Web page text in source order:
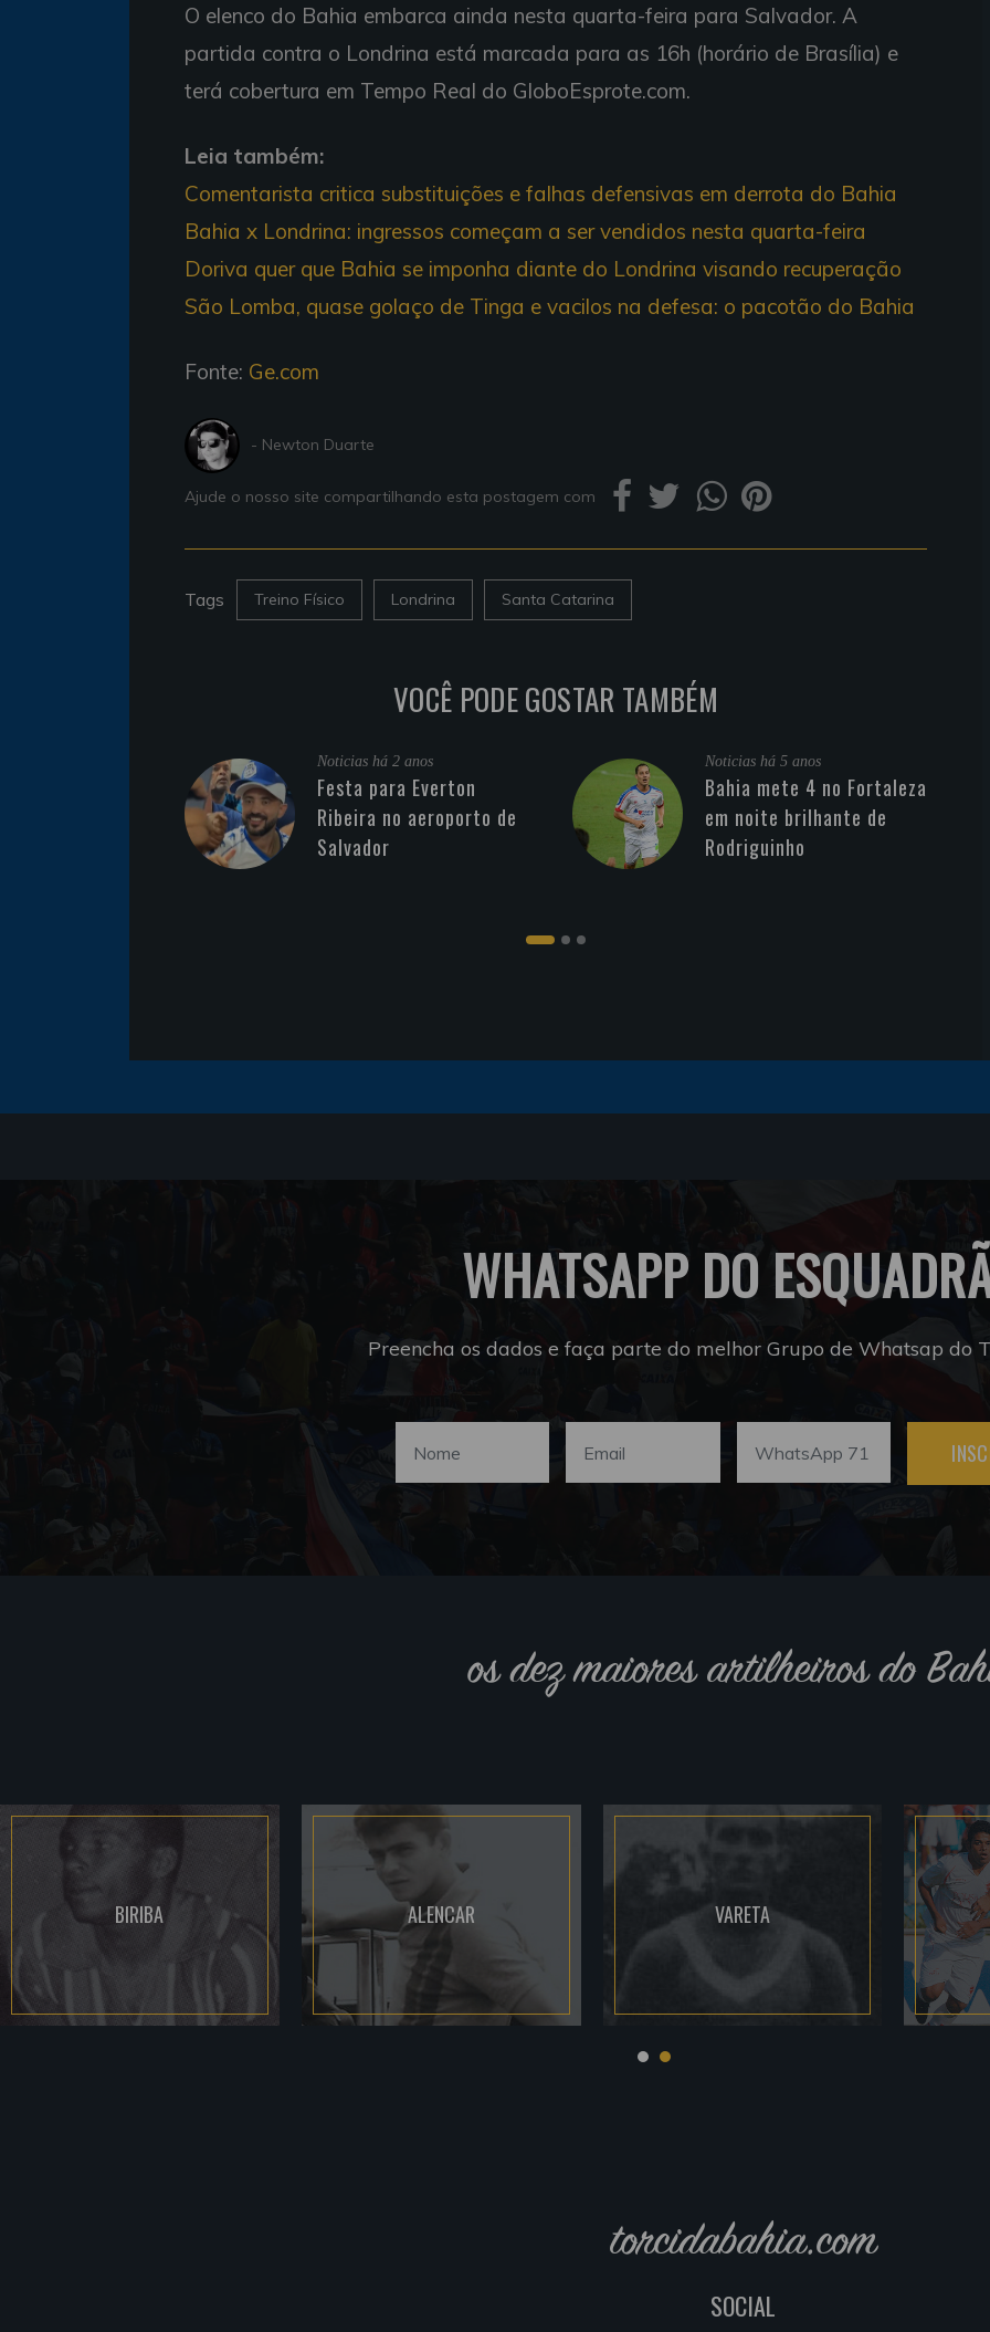
O elenco do Bahia embarca ainda nesta quarta-feira para Salvador. A
partida contra o Londrina está marcada para as 16h (horário de Brasília) e
terá cobertura em Tempo Real do GloboEsprote.com.
Leia também:
Comentarista critica substituições e falhas defensivas em derrota do Bahia
Bahia x Londrina: ingressos começam a ser vendidos nesta quarta-feira
Doriva quer que Bahia se imponha diante do Londrina visando recuperação
São Lomba, quase golaço de Tinga e vacilos na defesa: o pacotão do Bahia
Fonte: Ge.com
- Newton Duarte
Ajude o nosso site compartilhando esta postagem com
Tags Treino Físico Londrina Santa Catarina
VOCÊ PODE GOSTAR TAMBÉM
Noticias há 2 anos
Festa para Everton
Ribeira no aeroporto de
Salvador
Noticias há 5 anos
Bahia mete 4 no Fortaleza
em noite brilhante de
Rodriguinho
WHATSAPP DO
Preencha os dados e faça parte do melhor Grupo de Whatsap do
os dez maiores artilheiros do
BIRIBA ALENCAR VARETA
torcidabahia.com
SOCIAL